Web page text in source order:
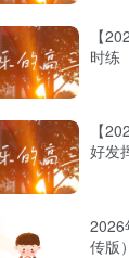
【
时练
【
好发
2026
传版）